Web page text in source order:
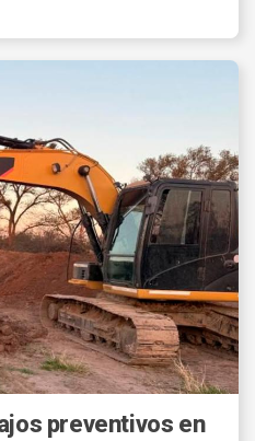
preventivos en